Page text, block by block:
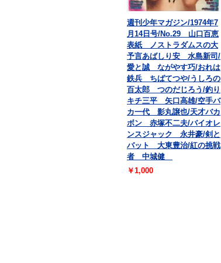
週刊少年マガジン/1974年7
月14日号/No.29 山口百恵
表紙 ノストラダムスの大
予言あばしり安 水島新司/
愛と誠 ながやす巧/おれは
鉄兵 ちばてつや/うしろの
百太郎 つのだじろう/釣り
キチ三平 矢口高雄/空手バ
カ一代 影丸譲也/天才バカ
ボン 赤塚不二夫/バイオレ
ンスジャック 永井豪/剣と
バット 大東豊治/紅の挑戦
者 中城健
￥1,000